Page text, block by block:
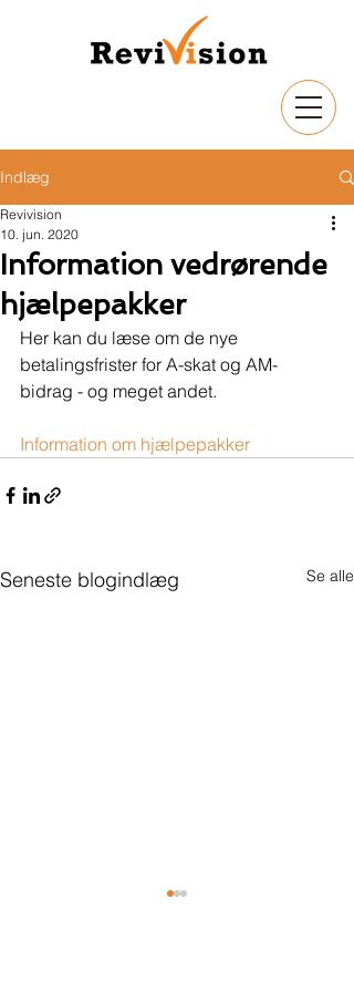
Indlæg
Information vedrørende
hjælpepakker
Revivision
10. jun. 2020
Her kan du læse om de nye
betalingsfrister for A-skat og AM-
bidrag - og meget andet.
Information om hjælpepakker
Seneste blogindlæg Se alle